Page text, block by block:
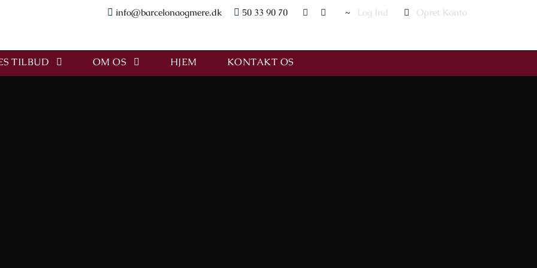
info@barcelonaogmere.dk 50 33 90 70 Log Ind Opret Konto
TILBUD OM OS HJEM KONTAKT OS